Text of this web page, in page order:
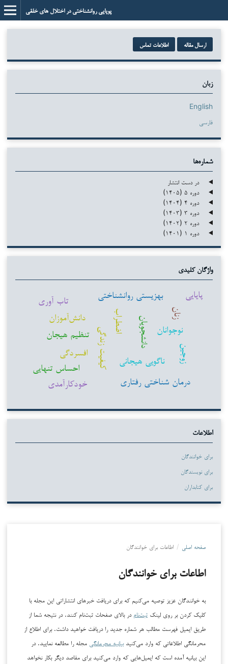
پویایی روانشناختی در اختلال های خلقی
ارسال مقاله اطلاعات تماس
زبان
English
فارسی
شماره‌ها
در دست انتشار
دوره ۵ (۱۴۰۵)
دوره ۴ (۱۴۰۴)
دوره ۳ (۱۴۰۳)
دوره ۲ (۱۴۰۲)
دوره ۱ (۱۴۰۱)
واژگان کلیدی
اضطراب دانشجویان کیفیت زندگی نوجوانان
افسردگی
بهزیستی روانشناختی
دانش‌آموزان
زنان
تنظیم هیجان
درمان شناختی رفتاری
ناگویی هیجانی
احساس تنهایی
زوجین
تاب آوری
خودکارآمدی
پایایی
اطلاعات
برای خوانندگان
برای نویسندگان
برای کتابداران
صفحه اصلی / اطاعات برای خوانندگان
اطاعات برای خوانندگان
به خوانندگان عزیز توصیه می‌کنیم که برای دریافت خبرهای انتشاراتی این مجله با
کلیک کردن بر روی لینک ثبت‌نام در بالای صفحات ثبت‌نام کنند. در نتیجه شما از
طریق ایمیل فهرست مطالب هر شماره جدید را دریافت خواهید داشت. برای اطلاع از
محرمانگی اطلاعاتی که وارد می‌کنیدبیانیه محرمانگی
مجله را مطالعه نمایید. در
این بیانیه آمده است که ایمیل‌هایی که وارد می‌کنید برای مقاصد دیگر بکار نخواهد